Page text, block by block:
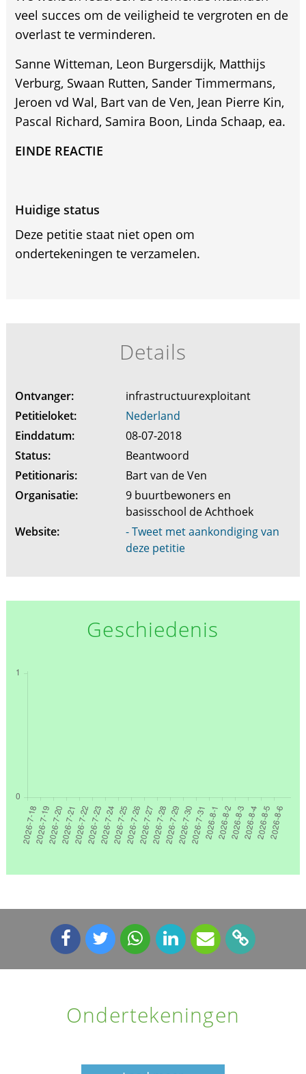
veel succes om de veiligheid te vergroten en de
overlast te verminderen.
Sanne Witteman, Leon Burgersdijk, Matthijs
Verburg, Swaan Rutten, Sander Timmermans,
Jeroen vd Wal, Bart van de Ven, Jean Pierre Kin,
Pascal Richard, Samira Boon, Linda Schaap, ea.
EINDE REACTIE
Huidige status
Deze petitie staat niet open om
ondertekeningen te verzamelen.
Details
Ontvanger:
infrastructuurexploitant
Petitieloket:
Nederland
Einddatum:
08-07-2018
Status:
Beantwoord
Petitionaris:
Bart van de Ven
Organisatie:
9 buurtbewoners en
basisschool de Achthoek
Website:
- Tweet met aankondiging van
deze petitie
Geschiedenis
Ondertekeningen